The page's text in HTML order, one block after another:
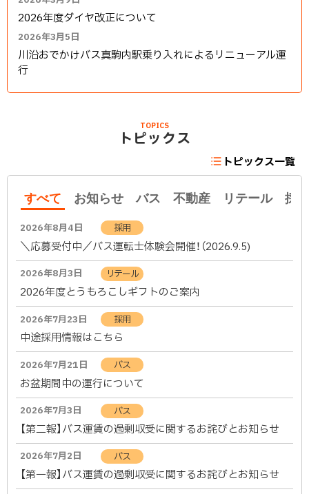
2026年度ダイヤ改正について
2026年3月5日
川沿おでかけバス真駒内駅乗り入れによるリニューアル運
行
戻
TOPICS
トピックス
トピックス一覧
すべて お知らせ バス 不動産 リテール 採用
す
べ
て
2026年8月4日 採用
＼応募受付中／バス運転士体験会開催！（2026.9.5)
2026年8月3日 リテール
2026年度とうもろこしギフトのご案内
2026年7月23日 採用
中途採用情報はこちら
2026年7月21日 バス
お盆期間中の運行について
2026年7月3日 バス
【第二報】バス運賃の過剰収受に関するお詫びとお知らせ
2026年7月2日 バス
【第一報】バス運賃の過剰収受に関するお詫びとお知らせ